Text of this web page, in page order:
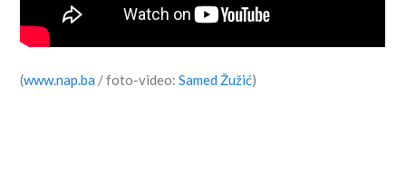
(www.nap.ba / foto-video:Samed Žužić)